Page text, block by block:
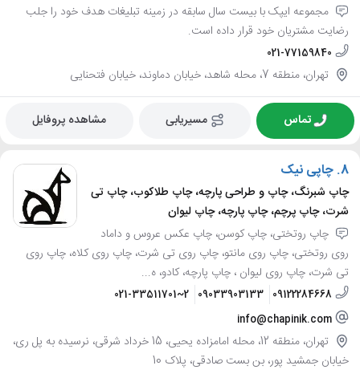
مجموعه ایپک با بیست سال سابقه در زمینه تبلیغات هدف خود را جلب
رضایت مشتریان خود قرار داده است.
021-77159840
تهران، منطقه 7، محله شاهد، خیابان دماوند، خیابان فتحنایی
تماس مسیریابی مشاهده پروفایل
8. چاپی نیک
چاپ شبرنگ، چاپ و طراحی پارچه، چاپ طلاکوب، چاپ تی
شرت، چاپ پرچم، چاپ پارچه، چاپ لیوان
چاپ روتختی، چاپ کوسن، چاپ عکس عروس و داماد
روی روتختی، چاپ روی مانتو، چاپ روی تی شرت، چاپ روی کلاه، چاپ روی
تی شرت، چاپ روی لیوان ، چاپ پارچه، کادو، ه...
09122284668
09033903133
021-33511701~2
info@chapinik.com
تهران، منطقه 12، محله امامزاده یحیی، 15 خرداد شرقی، نرسیده به پل ری،
خیابان جمشید پور، بن بست صادقی، پلاک 10